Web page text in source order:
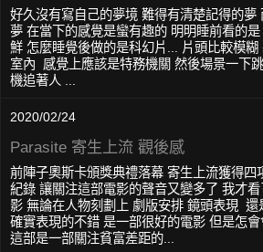
好久沒有寫自己的夢境 難得有清楚記得的夢
夢 在當下的感覺是蠻有趣的 明明睡前看的
鮮 怎麼睡覺後做的是科幻片... 片頭比較模
室內 感覺上應該是特務機關 然後場景一下
機追著人 ...
2020/02/24
Parasite 寄生上流 觀後感
前陣子奧斯卡頒獎典禮落幕 寄生上流獲得四
紀錄 讓關注這部電影的聲音又變多了 我才
影 無論在人物刻劃上 劇版安排 鏡頭表現 還
確實表現的不錯 是一部很好的電影 但是怎
這部是一部關注貧富差距的...